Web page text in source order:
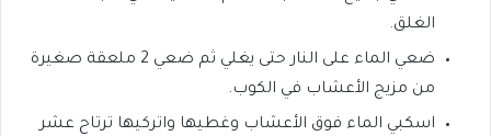
الغلق.
ضعي الماء على النار حتى يغلي ثم ضعي 2 ملعقة صغيرة
من مزيج الأعشاب في الكوب.
اسكبي الماء فوق الأعشاب وغطيها واتركيها ترتاح عشر